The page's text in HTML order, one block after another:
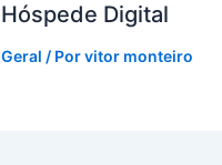
Hóspede Digital
Geral / Porvitor monteiro